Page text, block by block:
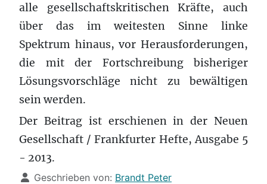
alle gesellschaftskritischen Kräfte, auch
über das im weitesten Sinne linke
Spektrum hinaus, vor Herausforderungen,
die mit der Fortschreibung bisheriger
Lösungsvorschläge nicht zu bewältigen
sein werden.
Der Beitrag ist erschienen in der Neuen
Gesellschaft / Frankfurter Hefte, Ausgabe 5
- 2013.
Details
Geschrieben von: Brandt Peter